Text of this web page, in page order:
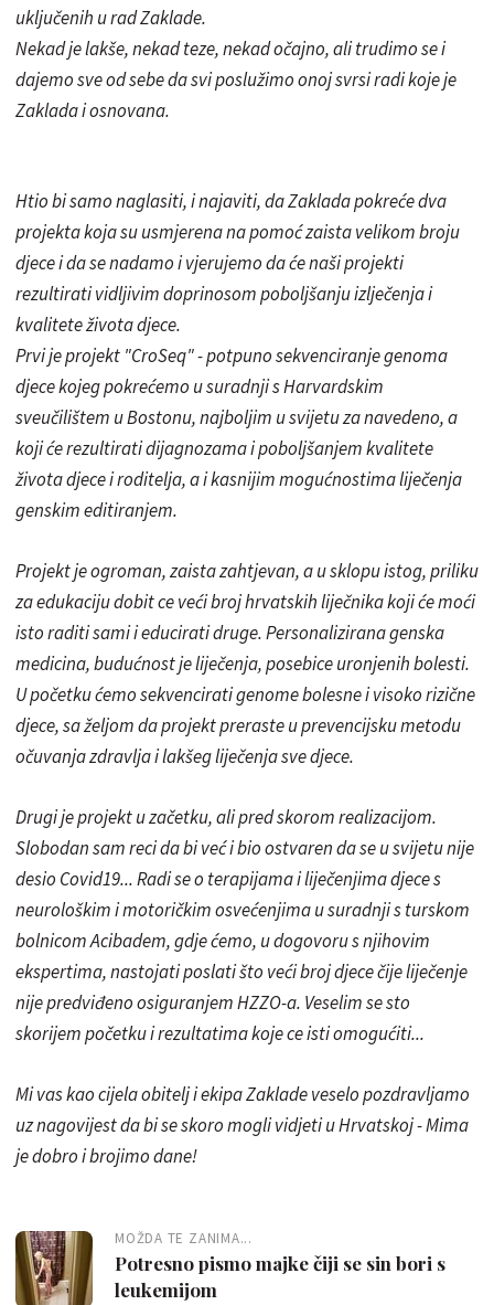
uključenih u rad Zaklade.
Nekad je lakše, nekad teze, nekad očajno, ali trudimo se i
dajemo sve od sebe da svi poslužimo onoj svrsi radi koje je
Zaklada i osnovana.
Htio bi samo naglasiti, i najaviti, da Zaklada pokreće dva
projekta koja su usmjerena na pomoć zaista velikom broju
djece i da se nadamo i vjerujemo da će naši projekti
rezultirati vidljivim doprinosom poboljšanju izlječenja i
kvalitete života djece.
Prvi je projekt "CroSeq" - potpuno sekvenciranje genoma
djece kojeg pokrećemo u suradnji s Harvardskim
sveučilištem u Bostonu, najboljim u svijetu za navedeno, a
koji će rezultirati dijagnozama i poboljšanjem kvalitete
života djece i roditelja, a i kasnijim mogućnostima liječenja
genskim editiranjem.
Projekt je ogroman, zaista zahtjevan, a u sklopu istog, priliku
za edukaciju dobit ce veći broj hrvatskih liječnika koji će moći
isto raditi sami i educirati druge. Personalizirana genska
medicina, budućnost je liječenja, posebice uronjenih bolesti.
U početku ćemo sekvencirati genome bolesne i visoko rizične
djece, sa željom da projekt preraste u prevencijsku metodu
očuvanja zdravlja i lakšeg liječenja sve djece.
Drugi je projekt u začetku, ali pred skorom realizacijom.
Slobodan sam reci da bi već i bio ostvaren da se u svijetu nije
desio Covid19... Radi se o terapijama i liječenjima djece s
neurološkim i motoričkim osvećenjima u suradnji s turskom
bolnicom Acibadem, gdje ćemo, u dogovoru s njihovim
ekspertima, nastojati poslati što veći broj djece čije liječenje
nije predviđeno osiguranjem HZZO-a. Veselim se sto
skorijem početku i rezultatima koje ce isti omogućiti...
Mi vas kao cijela obitelj i ekipa Zaklade veselo pozdravljamo
uz nagovijest da bi se skoro mogli vidjeti u Hrvatskoj - Mima
je dobro i brojimo dane!
MOŽDA TE ZANIMA...
Potresno pismo majke čiji se sin bori s
leukemijom